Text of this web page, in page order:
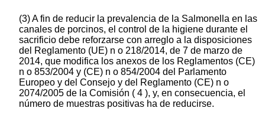
(3) A fin de reducir la prevalencia de la Salmonella en las
canales de porcinos, el control de la higiene durante el
sacrificio debe reforzarse con arreglo a la disposiciones
del Reglamento (UE) n o 218/2014, de 7 de marzo de
2014, que modifica los anexos de los Reglamentos (CE)
n o 853/2004 y (CE) n o 854/2004 del Parlamento
Europeo y del Consejo y del Reglamento (CE) n o
2074/2005 de la Comisión ( 4 ), y, en consecuencia, el
número de muestras positivas ha de reducirse.